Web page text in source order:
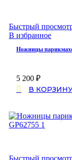
Быстрый
В избранное
Ножницы
5 200 ₽
В
Быстрый